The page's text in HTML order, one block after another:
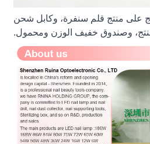
على منتج قلم سنفرة، وكابل شحن